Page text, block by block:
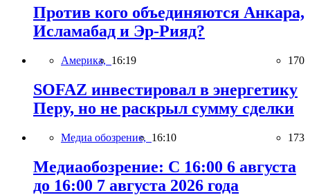
Против кого объединяются Анкара,
Исламабад и Эр-Рияд?
Америка, 16:19 170
SOFAZ инвестировал в энергетику
Перу, но не раскрыл сумму сделки
Медиа обозрение, 16:10 173
Медиаобозрение: С 16:00 6 августа
до 16:00 7 августа 2026 года